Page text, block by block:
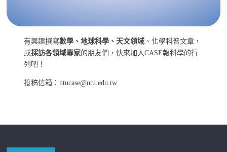
有興趣撰寫數學、地球科學、天文領域 、化學科普文章，
或採訪各領域專家的朋友們，快來加入CASE報科學的行
列吧！
投稿信箱：ntucase@ntu.edu.tw